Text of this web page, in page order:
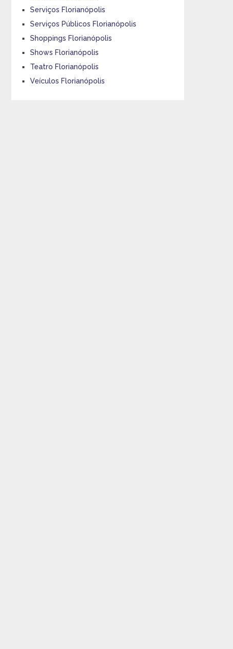
Serviços Florianópolis
Serviços Públicos Florianópolis
Shoppings Florianópolis
Shows Florianópolis
Teatro Florianópolis
Veículos Florianópolis